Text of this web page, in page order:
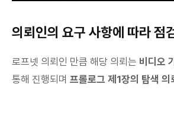
의뢰인의 요구 사항에 따라 점
로프넷 의뢰인 만큼 해당 의뢰는 비디오
통해 진행되며 프롤로그 제1장의 탐색 의